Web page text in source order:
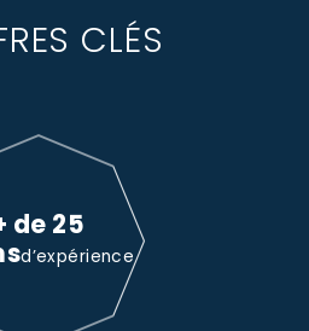
CLÉS
de 25
d’expérience